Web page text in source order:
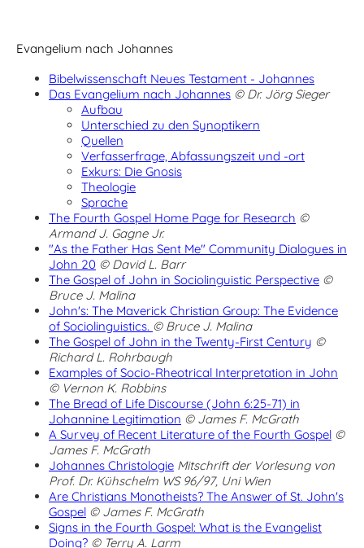
Evangelium nach Johannes
Bibelwissenschaft Neues Testament - Johannes
Das Evangelium nach Johannes © Dr. Jörg Sieger
Aufbau
Unterschied zu den Synoptikern
Quellen
Verfasserfrage, Abfassungszeit und -ort
Exkurs: Die Gnosis
Theologie
Sprache
The Fourth Gospel Home Page for Research ©
Armand J. Gagne Jr.
"As the Father Has Sent Me" Community Dialogues in
John 20 © David L. Barr
The Gospel of John in Sociolinguistic Perspective ©
Bruce J. Malina
John's: The Maverick Christian Group: The Evidence
of Sociolinguistics. © Bruce J. Malina
The Gospel of John in the Twenty-First Century ©
Richard L. Rohrbaugh
Examples of Socio-Rheotrical Interpretation in John
© Vernon K. Robbins
The Bread of Life Discourse (John 6:25-71) in
Johannine Legitimation © James F. McGrath
A Survey of Recent Literature of the Fourth Gospel ©
James F. McGrath
Johannes Christologie Mitschrift der Vorlesung von
Prof. Dr. Kühschelm WS 96/97, Uni Wien
Are Christians Monotheists? The Answer of St. John's
Gospel © James F. McGrath
Signs in the Fourth Gospel: What is the Evangelist
Doing? © Terry A. Larm